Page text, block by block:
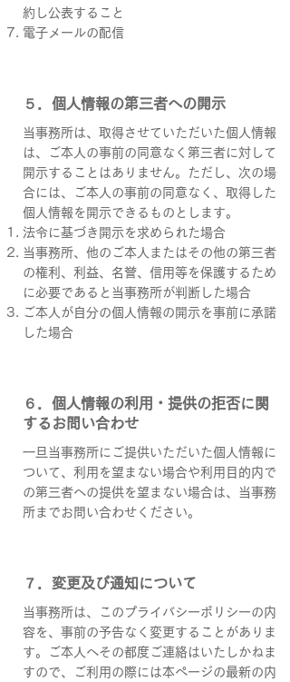
約し公表すること
電子メールの配信
５．個人情報の第三者への開示
​当事務所は、取得させていただいた個人情報
は、ご本人の事前の同意なく第三者に対して
開示することはありません。ただし、次の場
合には、ご本人の事前の同意なく、取得した
個人情報を開示できるものとします。
法令に基づき開示を求められた場合
当事務所、他のご本人またはその他の第三者
の権利、利益、名誉、信用等を保護するため
に必要であると当事務所が判断した場合
ご本人が自分の個人情報の開示を事前に承諾
した場合
６．個人情報の利用・提供の拒否に関
するお問い合わせ
​一旦当事務所にご提供いただいた個人情報に
ついて、利用を望まない場合や利用目的内で
の第三者への提供を望まない場合は、当事務
所までお問い合わせください。
７．変更及び通知について
​当事務所は、このプライバシーポリシーの内
容を、事前の予告なく変更することがありま
す。ご本人へその都度ご連絡はいたしかねま
すので、ご利用の際には本ページの最新の内